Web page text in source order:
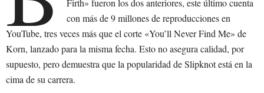
Firth» fueron los dos anteriores, este último cuenta
con más de 9 millones de reproducciones en
YouTube, tres veces más que el corte «You’ll Never Find Me» de
Korn, lanzado para la misma fecha. Esto no asegura calidad, por
supuesto, pero demuestra que la popularidad de Slipknot está en la
cima de su carrera.